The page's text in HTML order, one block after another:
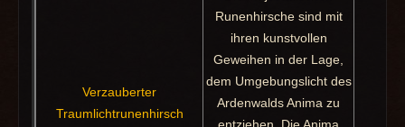
Verzauberter
Traumlichtrunenhirsch
Runenhirsche sind mit
ihren kunstvollen
Geweihen in der Lage,
dem Umgebungslicht des
Ardenwalds Anima zu